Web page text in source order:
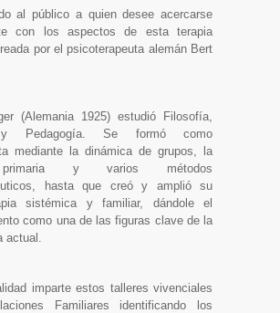
al público a quien desee acercarse
con los aspectos de esta terapia
por el psicoterapeuta alemán Bert
(Alemania 1925) estudió Filosofía,
y Pedagogía. Se formó como
mediante la dinámica de grupos, la
y varios métodos
hasta que creó y amplió su
sistémica y familiar, dándole el
como una de las figuras clave de la
actual.
imparte estos talleres vivenciales
Familiares identificando los